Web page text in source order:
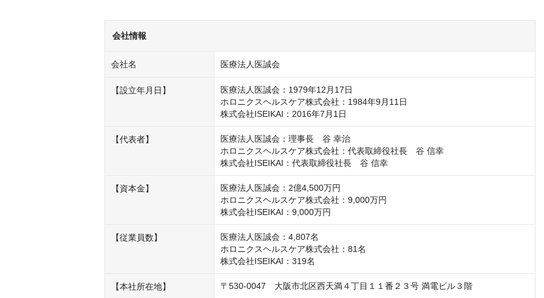
会社情報
会社名 医療法人医誠会
【設立年月日】
医療法人医誠会：1979年12月17日
ホロニクスヘルスケア株式会社：1984年9月11日
株式会社ISEIKAI：2016年7月1日
【代表者】
医療法人医誠会：理事長　谷 幸治
ホロニクスヘルスケア株式会社：代表取締役社長　谷 信幸
株式会社ISEIKAI：代表取締役社長　谷 信幸
【資本金】
医療法人医誠会：2億4,500万円
ホロニクスヘルスケア株式会社：9,000万円
株式会社ISEIKAI：9,000万円
【従業員数】
医療法人医誠会：4,807名
ホロニクスヘルスケア株式会社：81名
株式会社ISEIKAI：319名
【本社所在地】 〒530-0047　大阪市北区西天満４丁目１１番２３号 満電ビル３階